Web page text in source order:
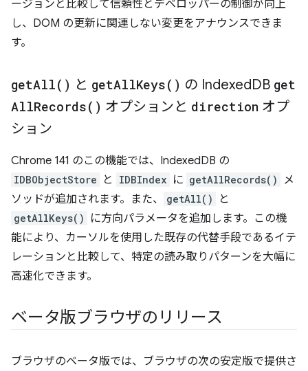
ージョンと比較して信頼性とデベロッパーの制御が向上
し、DOM の更新に関連しない変更をアナウンスできま
す。
getAll( ) と getAllKeys( ) の IndexedDB get
AllRecords( ) オプションと direction オプ
ション
Chrome 141 のこの機能では、IndexedDB の
IDBObjectStore と IDBIndex に getAllRecords()
メ
ソッドが追加されます。また、
getAll() と
getAllKeys()
に方向パラメータを追加します。この機
能により、カーソルを使用した既存の代替手段であるイテ
レーションと比較して、特定の読み取りパターンを大幅に
高速化できます。
ベータ版ブラウザのリリース
ブラウザのベータ版では、ブラウザの次の安定版で提供さ